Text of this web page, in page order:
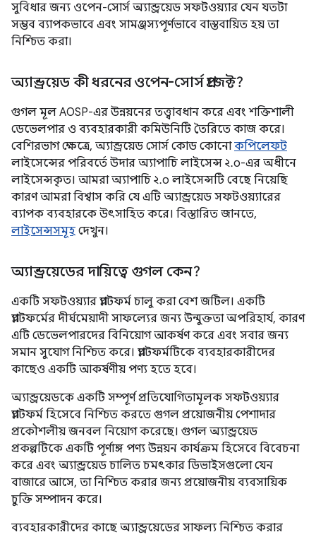
সুবিধার জন্য ওপেন-সোর্স অ্যান্ড্রয়েড সফটওয়্যার যেন যতটা
সম্ভব ব্যাপকভাবে এবং সামঞ্জস্যপূর্ণভাবে বাস্তবায়িত হয় তা
নিশ্চিত করা।
অ্যান্ড্রয়েড কী ধরনের ওপেন-সোর্স প্রজেক্ট?
গুগল মূল AOSP-এর উন্নয়নের তত্ত্বাবধান করে এবং শক্তিশালী
ডেভেলপার ও ব্যবহারকারী কমিউনিটি তৈরিতে কাজ করে।
বেশিরভাগ ক্ষেত্রে, অ্যান্ড্রয়েড সোর্স কোড কোনোকপিলেফট
লাইসেন্সের পরিবর্তে উদার অ্যাপাচি লাইসেন্স ২.০-এর অধীনে
লাইসেন্সকৃত। আমরা অ্যাপাচি ২.০ লাইসেন্সটি বেছে নিয়েছি
কারণ আমরা বিশ্বাস করি যে এটি অ্যান্ড্রয়েড সফটওয়্যারের
ব্যাপক ব্যবহারকে উৎসাহিত করে। বিস্তারিত জানতে,
লাইসেন্সসমূহ দেখুন।
অ্যান্ড্রয়েডের দায়িত্বে গুগল কেন?
একটি সফটওয়্যার প্ল্যাটফর্ম চালু করা বেশ জটিল। একটি
প্ল্যাটফর্মের দীর্ঘমেয়াদী সাফল্যের জন্য উন্মুক্ততা অপরিহার্য, কারণ
এটি ডেভেলপারদের বিনিয়োগ আকর্ষণ করে এবং সবার জন্য
সমান সুযোগ নিশ্চিত করে। প্ল্যাটফর্মটিকে ব্যবহারকারীদের
কাছেও একটি আকর্ষণীয় পণ্য হতে হবে।
অ্যান্ড্রয়েডকে একটি সম্পূর্ণ প্রতিযোগিতামূলক সফটওয়্যার
প্ল্যাটফর্ম হিসেবে নিশ্চিত করতে গুগল প্রয়োজনীয় পেশাদার
প্রকৌশলীয় জনবল নিয়োগ করেছে। গুগল অ্যান্ড্রয়েড
প্রকল্পটিকে একটি পূর্ণাঙ্গ পণ্য উন্নয়ন কার্যক্রম হিসেবে বিবেচনা
করে এবং অ্যান্ড্রয়েড চালিত চমৎকার ডিভাইসগুলো যেন
বাজারে আসে, তা নিশ্চিত করার জন্য প্রয়োজনীয় ব্যবসায়িক
চুক্তি সম্পাদন করে।
ব্যবহারকারীদের কাছে অ্যান্ড্রয়েডের সাফল্য নিশ্চিত করার